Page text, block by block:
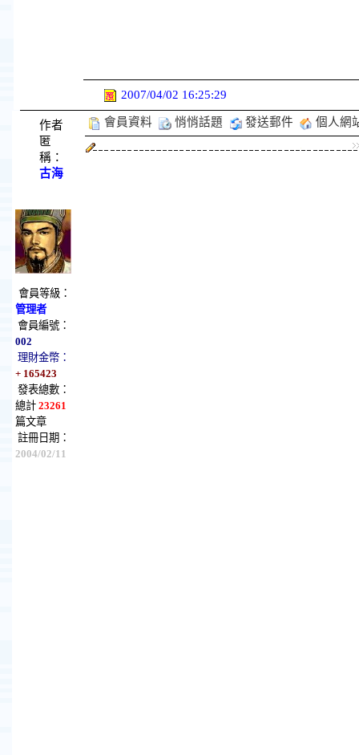
2007/04/02 16:25:29
作者
匿
稱：
古海
會員等級：
管理者
會員編號：
002
理財金幣：
+ 165423
發表總數：
總計 23261
篇文章
註冊日期：
2004/02/11
會員資料 悄悄話題 發送郵件 個人網